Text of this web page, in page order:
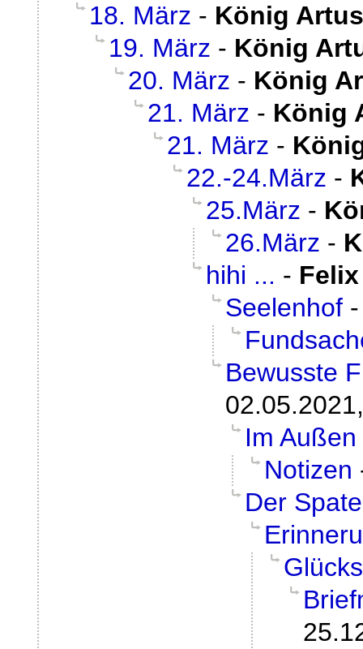
18. März - König Artus
19. März - König
20. März - König
21. März - König
21. März -
22.-24.März -
25.März -
26.März -
hihi ... - Felix
Seelenhof
Bewusste
Im Außen
Notizen
Der